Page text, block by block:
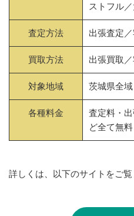
ストフル
査定方法 出張査定
買取方法 出張買取
対象地域 茨城県全域
各種料金
査定料・
ど全て無料
詳しくは、以下のサイトをご覧